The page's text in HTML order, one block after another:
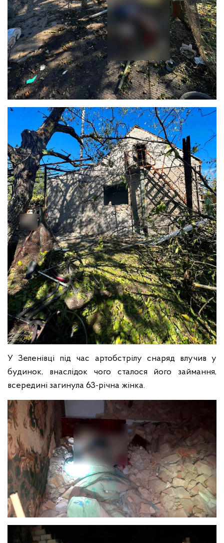
У Зеленівці під час артобстрілу снаряд влучив у
будинок, внаслідок чого сталося його займання,
всередині загинула 63-річна жінка.